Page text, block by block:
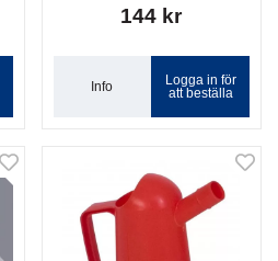
144 kr
Info
Logga in för
att beställa